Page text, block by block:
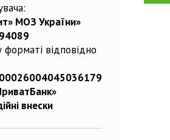
МОЗ України»
відповідно
внески